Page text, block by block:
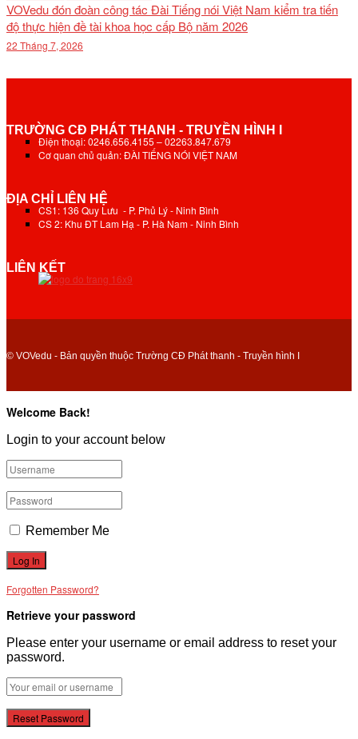
VOVedu đón đoàn công tác Đài Tiếng nói Việt Nam kiểm tra tiến
độ thực hiện đề tài khoa học cấp Bộ năm 2026
22 Tháng 7, 2026
TRƯỜNG CĐ PHÁT THANH - TRUYỀN HÌNH I
Điện thoại: 0246.656.4155 – 02263.847.679
Cơ quan chủ quản: ĐÀI TIẾNG NÓI VIỆT NAM
ĐỊA CHỈ LIÊN HỆ
CS1: 136 Quy Lưu - P. Phủ Lý - Ninh Bình
CS 2: Khu ĐT Lam Hạ - P. Hà Nam - Ninh Bình
LIÊN KẾT
© VOVedu - Bản quyền thuộc Trường CĐ Phát thanh - Truyền hình I
Welcome Back!
Login to your account below
Remember Me
Forgotten Password?
Retrieve your password
Please enter your username or email address to reset your
password.